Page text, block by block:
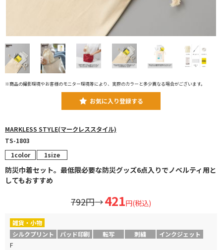
※商品の撮影環境やお客様のモニター環境等により、実際のカラーと多少異なる場合がございます。
お気に入り登録する
MARKLESS STYLE(マークレススタイル)
TS-1803
1color 1size
防災巾着セット。最低限必要な防災グッズ6点入りでノベルティ用と
してもおすすめ
792円→421円(税込)
雑貨・小物
シルクプリント
パッド印刷 転写 刺繍 インクジェット
F